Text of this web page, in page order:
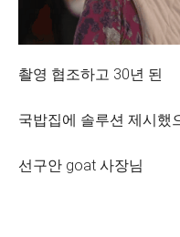
촬영 협조하고 30년 된
국밥집에 솔루션 제시했
선구안 goat 사장님